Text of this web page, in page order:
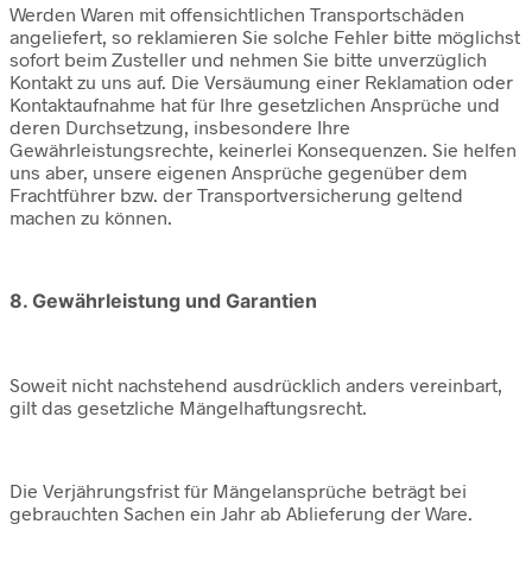
Werden Waren mit offensichtlichen Transportschäden
angeliefert, so reklamieren Sie solche Fehler bitte möglichst
sofort beim Zusteller und nehmen Sie bitte unverzüglich
Kontakt zu uns auf. Die Versäumung einer Reklamation oder
Kontaktaufnahme hat für Ihre gesetzlichen Ansprüche und
deren Durchsetzung, insbesondere Ihre
Gewährleistungsrechte, keinerlei Konsequenzen. Sie helfen
uns aber, unsere eigenen Ansprüche gegenüber dem
Frachtführer bzw. der Transportversicherung geltend
machen zu können.
8. Gewährleistung und Garantien
Soweit nicht nachstehend ausdrücklich anders vereinbart,
gilt das gesetzliche Mängelhaftungsrecht.
Die Verjährungsfrist für Mängelansprüche beträgt bei
gebrauchten Sachen ein Jahr ab Ablieferung der Ware.